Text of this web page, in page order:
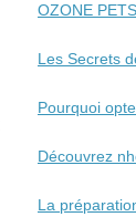
OZONE PETS
Les Secrets
Pourquoi
Découvrez
La